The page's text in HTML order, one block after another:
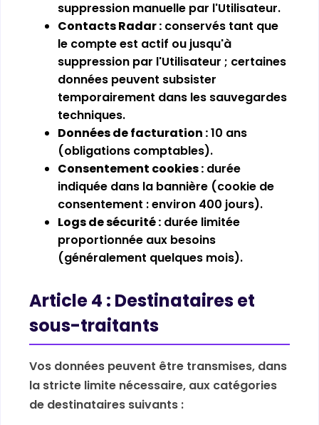
suppression manuelle par l'Utilisateur.
Contacts Radar : conservés tant que
le compte est actif ou jusqu'à
suppression par l'Utilisateur ; certaines
données peuvent subsister
temporairement dans les sauvegardes
techniques.
Données de facturation :10 ans
(obligations comptables).
Consentement cookies : durée
indiquée dans la bannière (cookie de
consentement : environ 400 jours).
Logs de sécurité : durée limitée
proportionnée aux besoins
(généralement quelques mois).
Article 4 : Destinataires et
sous-traitants
Vos données peuvent être transmises, dans
la stricte limite nécessaire, aux catégories
de destinataires suivants :